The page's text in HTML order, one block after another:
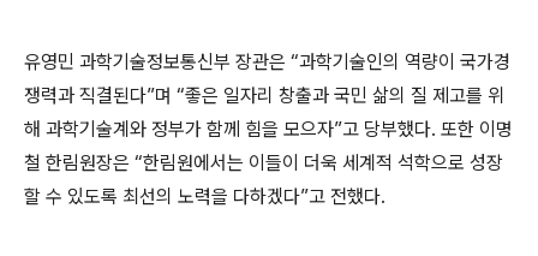
유영민 과학기술정보통신부 장관은 “과학기술인의 역량이 국가경
쟁력과 직결된다”며 “좋은 일자리 창출과 국민 삶의 질 제고를 위
해 과학기술계와 정부가 함께 힘을 모으자”고 당부했다. 또한 이명
철 한림원장은 “한림원에서는 이들이 더욱 세계적 석학으로 성장
할 수 있도록 최선의 노력을 다하겠다”고 전했다.